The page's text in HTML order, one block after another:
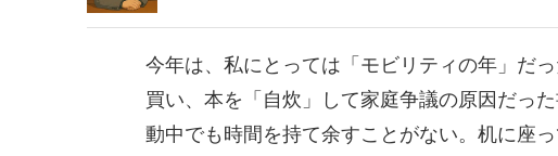
今年は、私にとっては「モビリティの年」だ
買い、本を「自炊」して家庭争議の原因だっ
動中でも時間を持て余すことがない。机に座